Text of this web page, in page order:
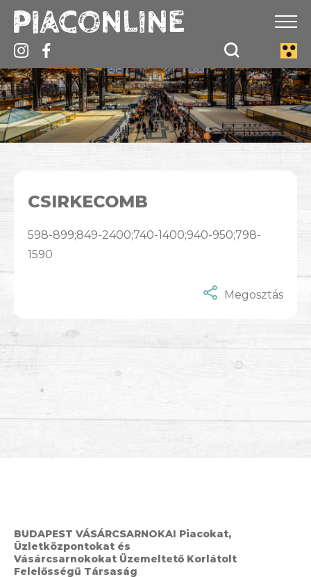
CSIRKECOMB
598-899;849-2400;740-1400;940-950;798-
1590
Megosztás
BUDAPEST VÁSÁRCSARNOKAI Piacokat,
Üzletközpontokat és
Vásárcsarnokokat Üzemeltető Korlátolt
Felelősségű Társaság